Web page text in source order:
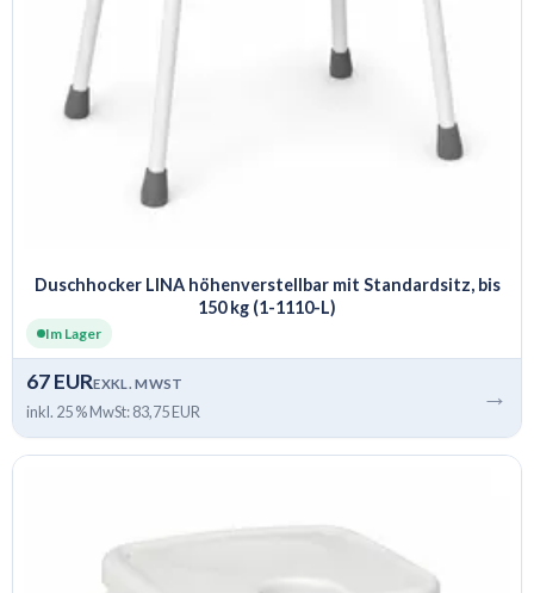
Duschhocker LINA höhenverstellbar mit Standardsitz, bis
150 kg (1-1110-L)
Im Lager
67 EUREXKL. MWST
inkl. 25 % MwSt: 83,75 EUR →